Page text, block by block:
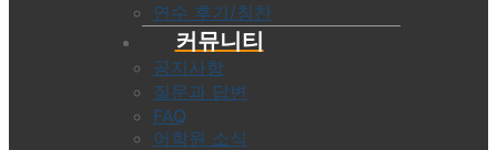
연수 후기/칭찬
커뮤니티
공지사항
질문과 답변
FAQ
어학원 소식